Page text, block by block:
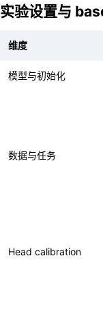
实验设置与
维度
模型与初始化
数据与任务
Head calibration